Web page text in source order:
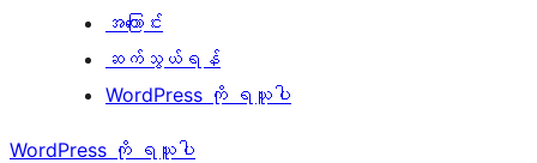
အကြောင်း
ဆက်သွယ်ရန်
WordPress ကို ရယူပါ
WordPress ကို ရယူပါ